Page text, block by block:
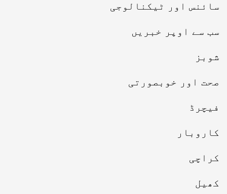
سائنس اور ٹیکنالوجی
سب سے اوپر خبریں
شوبز
صحت اور خوبصورتی
فیچرڈ
کاروبار
کراچی
کھیل